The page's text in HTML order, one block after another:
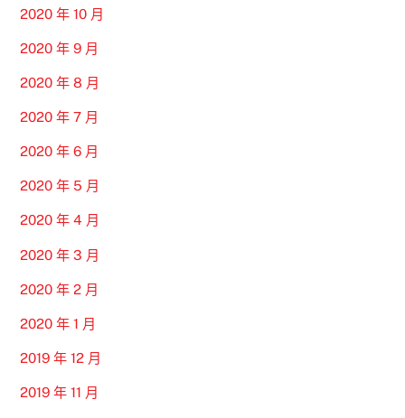
2020 年 10 月
2020 年 9 月
2020 年 8 月
2020 年 7 月
2020 年 6 月
2020 年 5 月
2020 年 4 月
2020 年 3 月
2020 年 2 月
2020 年 1 月
2019 年 12 月
2019 年 11 月